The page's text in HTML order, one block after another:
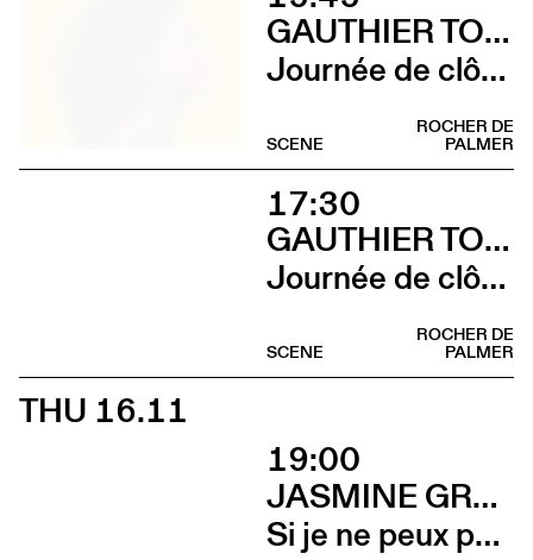
GAUTHIER TOUX TRIO / LOUIS JUCKER / YILIAN CAÑIZARES
Journée de clôture du FAB (Louis Jucker)
ROCHER DE
PALMER
SCENE
17:30
GAUTHIER TOUX TRIO / LOUIS JUCKER / YILIAN CAÑIZARES
Journée de clôture du FAB (Yilian Cañizares)
ROCHER DE
PALMER
SCENE
THU 16.11
19:00
JASMINE GREGORY
Si je ne peux pas l’avoir, toi non plus (Vernissage)